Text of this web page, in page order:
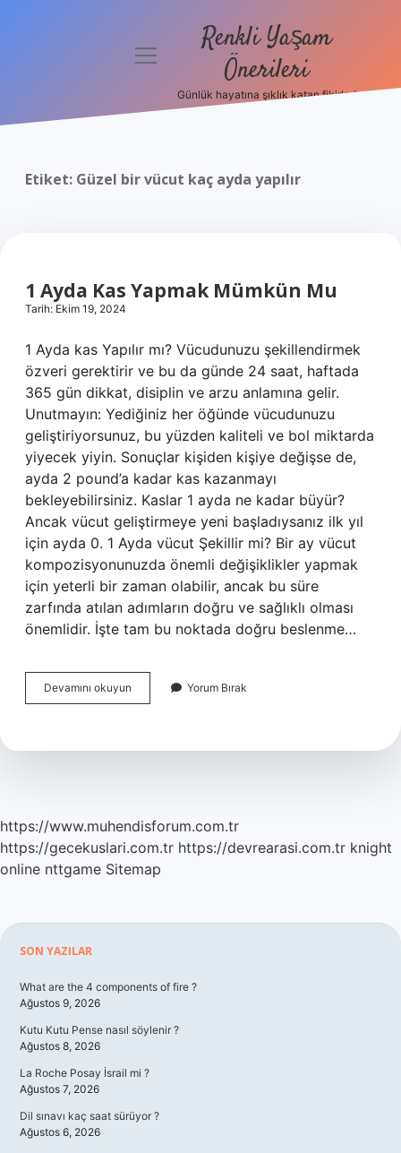
Politikası
menüyü
Renkli Yaşam
Önerileri
Günlük hayatına şıklık katan fikirler!
Etiket: Güzel bir vücut kaç ayda yapılır
1 Ayda Kas Yapmak Mümkün Mu
Tarih: Ekim 19, 2024
1 Ayda kas Yapılır mı? Vücudunuzu şekillendirmek
özveri gerektirir ve bu da günde 24 saat, haftada
365 gün dikkat, disiplin ve arzu anlamına gelir.
Unutmayın: Yediğiniz her öğünde vücudunuzu
geliştiriyorsunuz, bu yüzden kaliteli ve bol miktarda
yiyecek yiyin. Sonuçlar kişiden kişiye değişse de,
ayda 2 pound’a kadar kas kazanmayı
bekleyebilirsiniz. Kaslar 1 ayda ne kadar büyür?
Ancak vücut geliştirmeye yeni başladıysanız ilk yıl
için ayda 0. 1 Ayda vücut Şekillir mi? Bir ay vücut
kompozisyonunuzda önemli değişiklikler yapmak
için yeterli bir zaman olabilir, ancak bu süre
zarfında atılan adımların doğru ve sağlıklı olması
önemlidir. İşte tam bu noktada doğru beslenme…
Devamını okuyun
Ayda
Mümkün
Yorum Bırak
https://www.muhendisforum.com.tr
https://gecekuslari.com.tr https://devrearasi.com.tr knight
online nttgame Sitemap
Sidebar
SON YAZILAR
What are the 4 components of fire ?
Ağustos 9, 2026
Kutu Kutu Pense nasıl söylenir ?
Ağustos 8, 2026
La Roche Posay İsrail mi ?
Ağustos 7, 2026
Dil sınavı kaç saat sürüyor ?
Ağustos 6, 2026